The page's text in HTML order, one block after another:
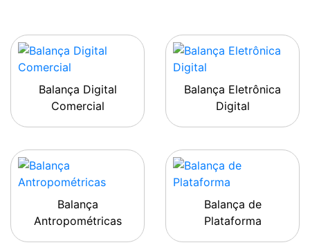
Balança Digital
Comercial
Balança Eletrônica
Digital
Balança
Antropométricas
Balança de
Plataforma